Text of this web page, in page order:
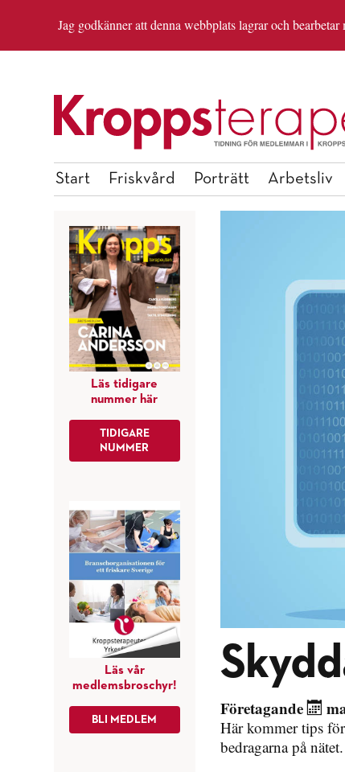
Jag godkänner att denna webbplats lagrar och
Start Friskvård Porträtt Arbetsliv
OM REDAKTIONEN ANMÄL DIG TILL
Företagande
Här kommer tips
bedragarna på nätet.
Läs tidigare
nummer här
TIDIGARE
NUMMER
Läs vår
medlemsbroschyr!
BLI MEDLEM